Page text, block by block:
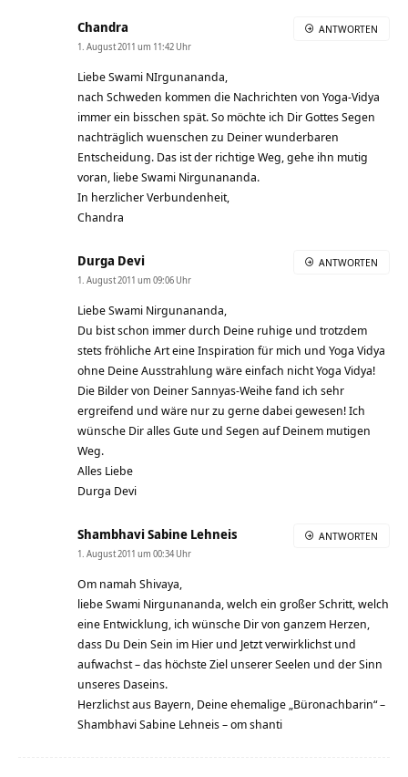
Chandra
1. August 2011 um 11:42 Uhr
Liebe Swami NIrgunananda,
nach Schweden kommen die Nachrichten von Yoga-Vidya
immer ein bisschen spät. So möchte ich Dir Gottes Segen
nachträglich wuenschen zu Deiner wunderbaren
Entscheidung. Das ist der richtige Weg, gehe ihn mutig
voran, liebe Swami Nirgunananda.
In herzlicher Verbundenheit,
Chandra
ANTWORTEN
Durga Devi
1. August 2011 um 09:06 Uhr
Liebe Swami Nirgunananda,
Du bist schon immer durch Deine ruhige und trotzdem
stets fröhliche Art eine Inspiration für mich und Yoga Vidya
ohne Deine Ausstrahlung wäre einfach nicht Yoga Vidya!
Die Bilder von Deiner Sannyas-Weihe fand ich sehr
ergreifend und wäre nur zu gerne dabei gewesen! Ich
wünsche Dir alles Gute und Segen auf Deinem mutigen
Weg.
Alles Liebe
Durga Devi
ANTWORTEN
Shambhavi Sabine Lehneis
1. August 2011 um 00:34 Uhr
Om namah Shivaya,
liebe Swami Nirgunananda, welch ein großer Schritt, welch
eine Entwicklung, ich wünsche Dir von ganzem Herzen,
dass Du Dein Sein im Hier und Jetzt verwirklichst und
aufwachst – das höchste Ziel unserer Seelen und der Sinn
unseres Daseins.
Herzlichst aus Bayern, Deine ehemalige „Büronachbarin“ –
Shambhavi Sabine Lehneis – om shanti
ANTWORTEN